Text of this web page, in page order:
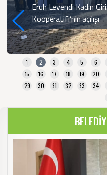
Eruh Levendi Kadın
Kooperatifi’nin açılışı
1 2 3 4 5 6
15
16 17 18 19 20
29
30 31 32 33 34